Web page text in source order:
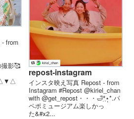
from
影🥰
repost-instagram
インスタ映え写真 Repost - from
Instagram #Repost @kiriel_chan
with @get_repost・・・🛁*̣̩⋆̩*.パ
ペポミュージアム楽しかっ
た‍&#x2...